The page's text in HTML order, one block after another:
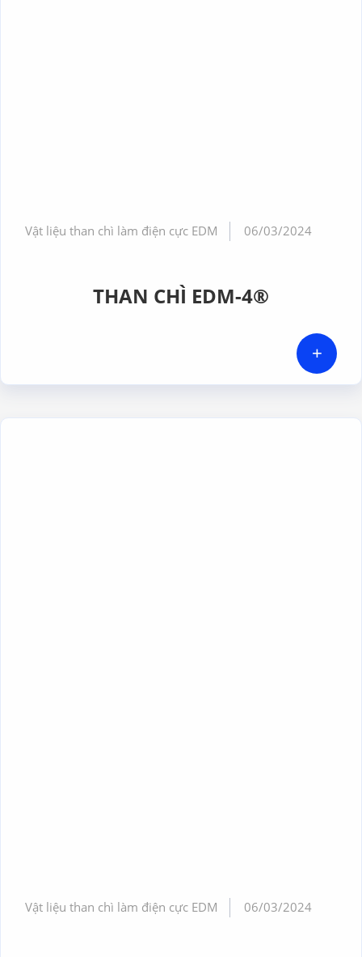
Vật liệu than chì làm điện cực EDM 06/03/2024
THAN CHÌ EDM-4®
+
Vật liệu than chì làm điện cực EDM 06/03/2024